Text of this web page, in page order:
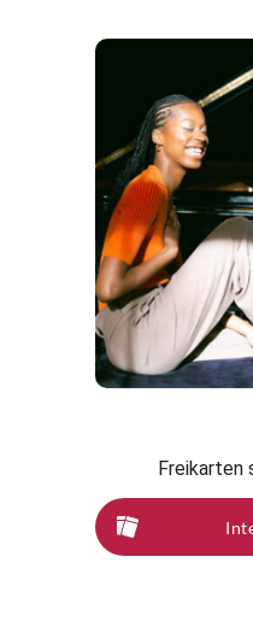
Freikarten